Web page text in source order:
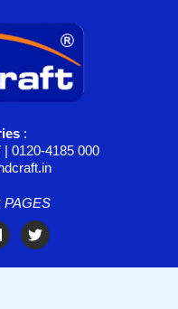
:
0120-4185 000
PAGES
T
w
i